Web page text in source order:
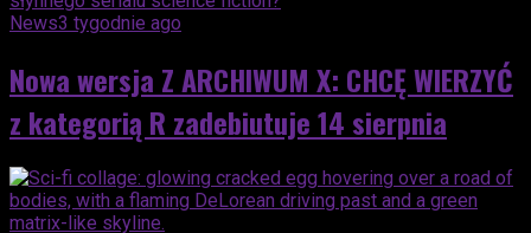
News3 tygodnie ago
Nowa wersja Z ARCHIWUM X: CHCĘ WIERZYĆ
z kategorią R zadebiutuje 14 sierpnia